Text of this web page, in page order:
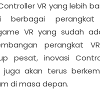
VR yang lebih
berbagai
VR yang sudah
perangkat
pesat, inovasi
juga akan terus
di masa depan.